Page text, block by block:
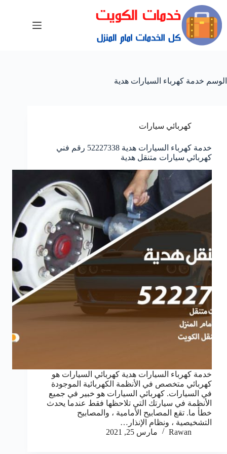
الوسم خدمة كهرباء السيارات هدية
كهربائي سيارات
خدمة كهرباء السيارات هدية 52227338 رقم فني
كهربائي سيارات متنقل هدية
خدمة كهرباء السيارات هدية كهربائي السيارات هو
كهربائي متخصص في الأنظمة الكهربائية الموجودة
في السيارات. كهربائي السيارات هو خبير في جميع
الأنظمة في سيارتك التي تلاحظها فقط عندما يحدث
خطأ ما. تقع المصابيح الأمامية ، والمصابيح
التشخيصية ، ونظام الإنذار…
Rawan
مارس 25, 2021